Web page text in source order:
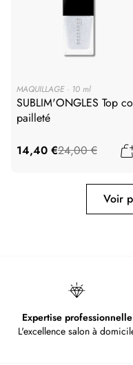
MAQUILLAGE 10 ml
SUBLIM'ONGLES Top
pailleté
14,40 €24,00 €
Voir
Expertise professionnelle
L'excellence salon à